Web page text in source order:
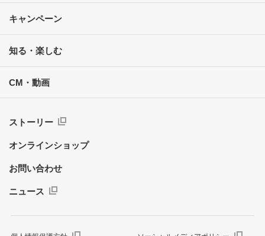
キャンペーン
知る・楽しむ
CM・動画
ストーリー
オンラインショップ
お問い合わせ
ニュース